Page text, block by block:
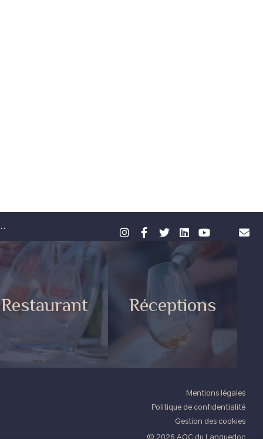
Restaurant Réceptions
Mentions légales
Politique de confidentialité
Gestion des cookies
© 2026 AOC du Languedoc